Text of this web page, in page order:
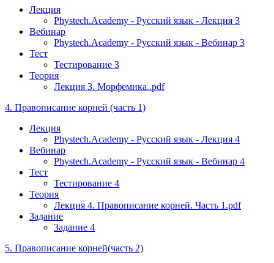
Лекция
Phystech.Academy - Русский язык - Лекция 3
Вебинар
Phystech.Academy - Русский язык - Вебинар 3
Тест
Тестирование 3
Теория
Лекция 3. Морфемика..pdf
4. Правописание корней (часть 1)
Лекция
Phystech.Academy - Русский язык - Лекция 4
Вебинар
Phystech.Academy - Русский язык - Вебинар 4
Тест
Тестирование 4
Теория
Лекция 4. Правописание корней. Часть 1.pdf
Задание
Задание 4
5. Правописание корней(часть 2)